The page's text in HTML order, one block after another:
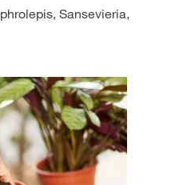
Sansevieria,